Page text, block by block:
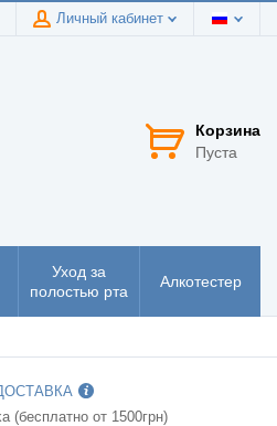
Личный кабинет
Корзина
Пуста
Уход за
полостью рта
Алкотестер
(бесплатно от 1500грн)